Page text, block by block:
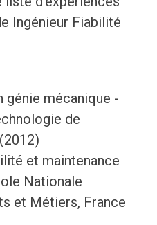
Ingénieur Fiabilité
génie mécanique -
de
et maintenance
Nationale
et Métiers, France